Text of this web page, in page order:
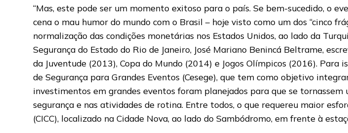
“Mas, este pode ser um momento exitoso para o país. Se bem-sucedido, o
cena o mau humor do mundo com o Brasil – hoje visto como um dos “cinco
normalização das condições monetárias nos Estados Unidos, ao lado da
Segurança do Estado do Rio de Janeiro, José Mariano Benincá Beltrame,
da Juventude (2013), Copa do Mundo (2014) e Jogos Olímpicos (2016).
de Segurança para Grandes Eventos (Cesege), que tem como objetivo
investimentos em grandes eventos foram planejados para que se
segurança e nas atividades de rotina. Entre todos, o que requereu maior
(CICC), localizado na Cidade Nova, ao lado do Sambódromo, em frente à